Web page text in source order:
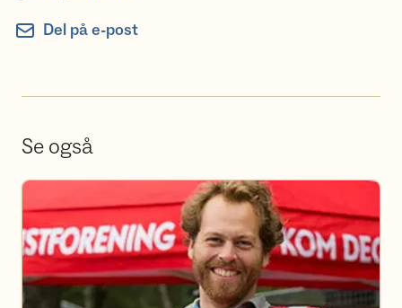
Del på e-post
Se også
Bli frivillig